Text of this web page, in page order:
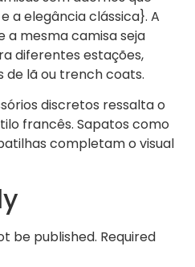
a elegância clássica}. A
a mesma camisa seja
diferentes estações,
lã ou trench coats.
discretos ressalta o
francês. Sapatos como
completam o visual
be published. Required